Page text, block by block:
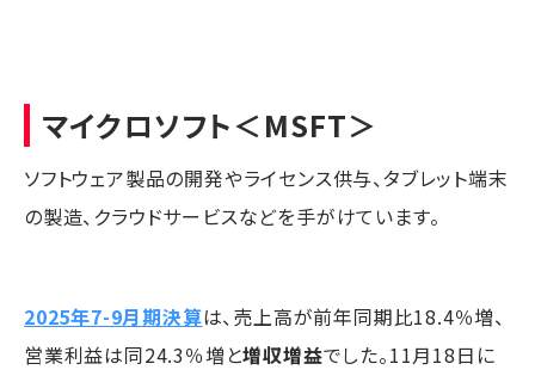
マイクロソフト＜MSFT＞
ソフトウェア製品の開発やライセンス供与、タブレット端末
の製造、クラウドサービスなどを手がけています。
2025年7-9月期決算は、売上高が前年同期比18.4％増、
営業利益は同24.3％増と増収増益でした。11月18日に